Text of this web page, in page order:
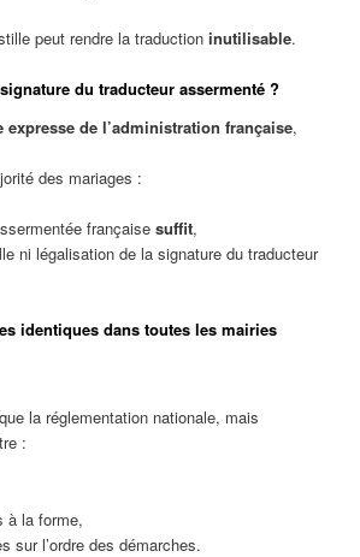
peut rendre la traductioninutilisable.
du traducteur assermenté ?
expresse de l’administration française,
des mariages :
française suffit,
ni légalisation de la signature du traducteur
identiques dans toutes les mairies
la réglementation nationale, mais
:
à la forme,
sur l’ordre des démarches.